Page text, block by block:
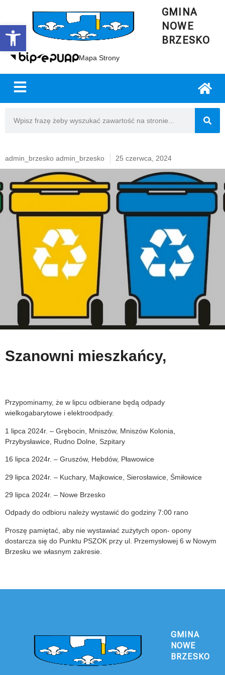
Open toolbar
GMINA
NOWE
BRZESKO
Mapa Strony
admin_brzesko admin_brzesko 25 czerwca, 2024
Szanowni mieszkańcy,
Przypominamy, że w lipcu odbierane będą odpady
wielkogabarytowe i elektroodpady.
1 lipca 2024r. – Grębocin, Mniszów, Mniszów Kolonia,
Przybysławice, Rudno Dolne, Szpitary
16 lipca 2024r. – Gruszów, Hebdów, Pławowice
29 lipca 2024r. – Kuchary, Majkowice, Sierosławice, Śmiłowice
29 lipca 2024r. – Nowe Brzesko
Odpady do odbioru należy wystawić do godziny 7:00 rano
Proszę pamiętać, aby nie wystawiać zużytych opon- opony
dostarcza się do Punktu PSZOK przy ul. Przemysłowej 6 w Nowym
Brzesku we własnym zakresie.
GMINA
NOWE
BRZESKO